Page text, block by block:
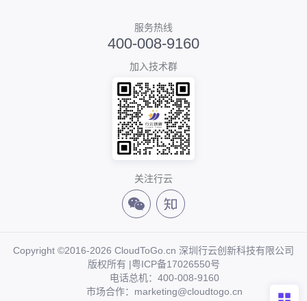
服务热线
400-008-9160
加入技术群
关注行云
Copyright ©2016-2026 CloudToGo.cn 深圳行云创新科技有限公司
版权所有 |粤ICP备17026550号
电话总机：400-008-9160
市场合作：marketing@cloudtogo.cn